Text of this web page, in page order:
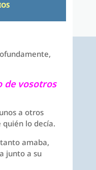
de vosotros
a otros
quién lo decía.
amaba,
junto a su